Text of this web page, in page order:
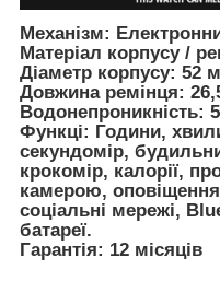
Механізм:
Матеріал корпусу /
Діаметр корпусу: 52
Довжина ремінця:
Водонепроникність:
Функці: Години,
секундомір,
крокомір, калорії,
камерою,
соціальні мережі,
батареї.
Гарантія: 12 місяців